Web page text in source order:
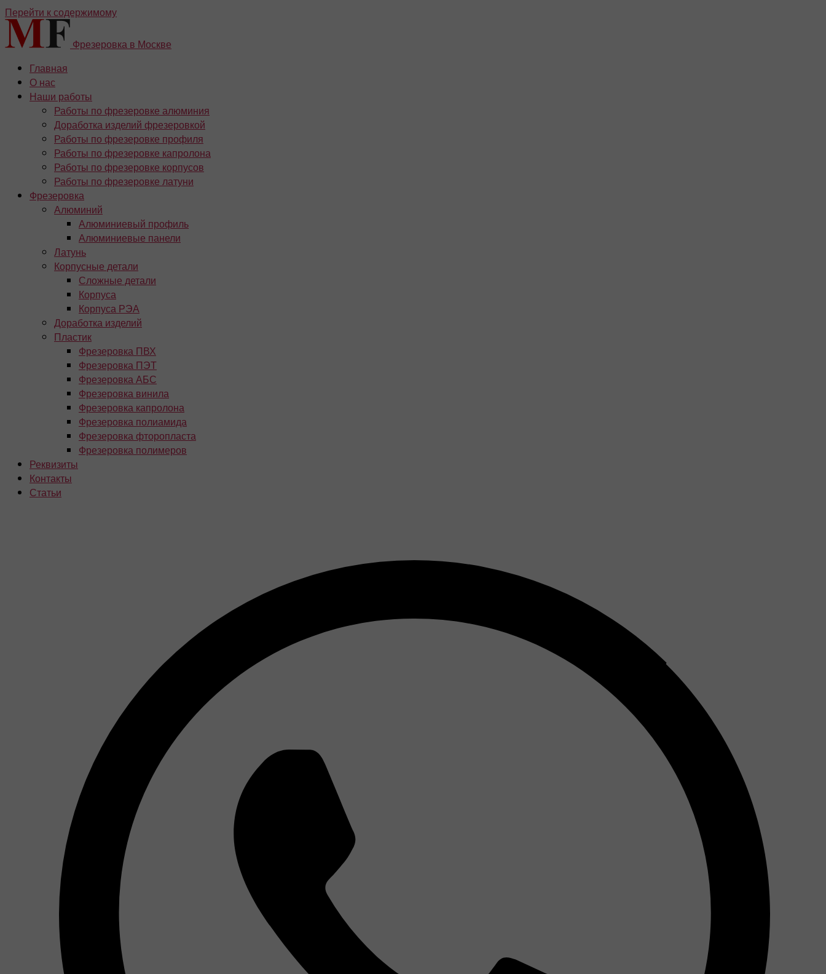
Перейти к содержимому
Фрезеровка в Москве
Главная
О нас
Наши работы
Работы по фрезеровке алюминия
Доработка изделий фрезеровкой
Работы по фрезеровке профиля
Работы по фрезеровке капролона
Работы по фрезеровке корпусов
Работы по фрезеровке латуни
Фрезеровка
Алюминий
Алюминиевый профиль
Алюминиевые панели
Латунь
Корпусные детали
Сложные детали
Корпуса
Корпуса РЭА
Доработка изделий
Пластик
Фрезеровка ПВХ
Фрезеровка ПЭТ
Фрезеровка АБС
Фрезеровка винила
Фрезеровка капролона
Фрезеровка полиамида
Фрезеровка фторопласта
Фрезеровка полимеров
Реквизиты
Контакты
Статьи